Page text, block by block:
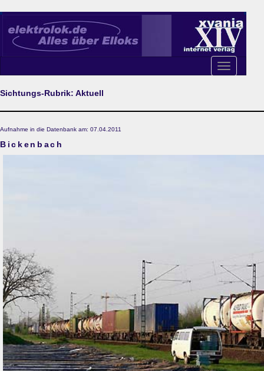
Toggle
navigation
Sichtungs-Rubrik: Aktuell
Aufnahme in die Datenbank am: 07.04.2011
Bickenbach